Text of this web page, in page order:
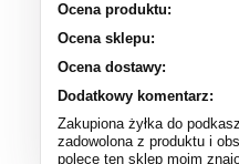
Ocena produktu:
Ocena sklepu:
Ocena dostawy:
Dodatkowy komentarz:
Zakupiona żyłka do
zadowolona z produktu i
polecę ten sklep moim